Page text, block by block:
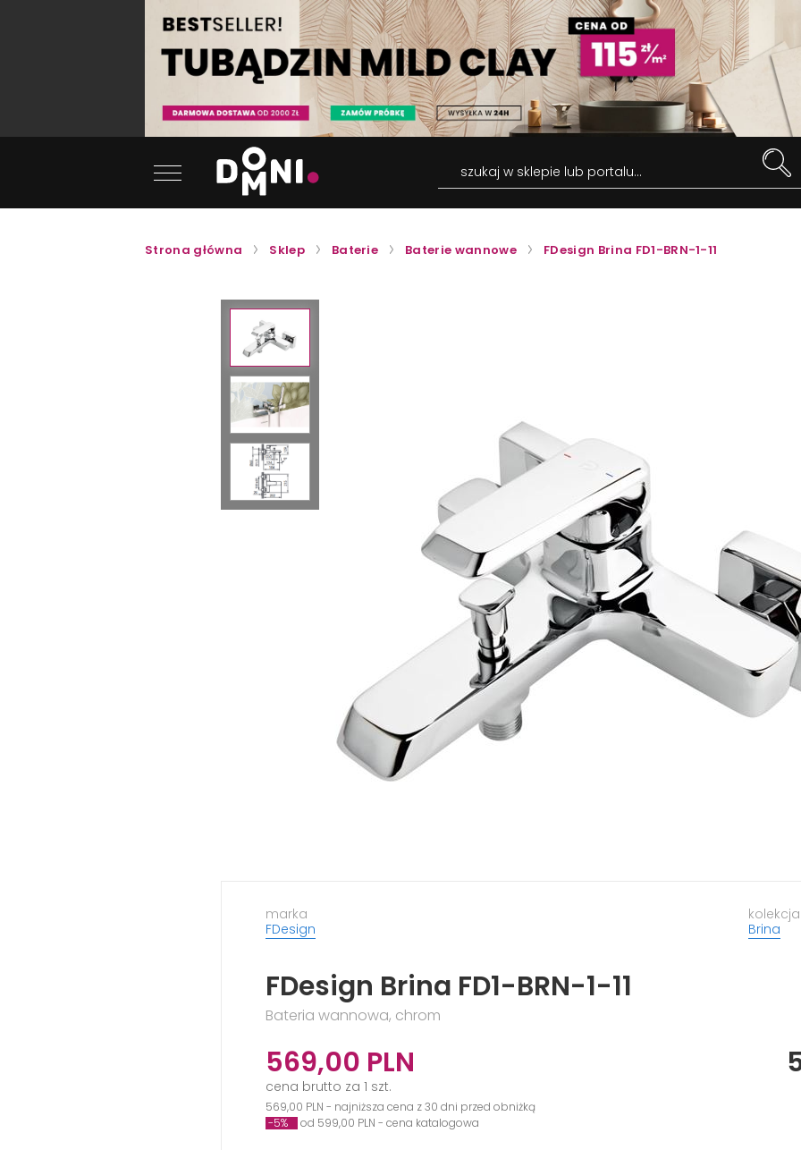
szukaj w sklepie lub portalu...
Strona główna Sklep Baterie Baterie wannowe FDesign Brina FD1-BRN-1-11
marka
FDesign
kolekcja
Brina
FDesign Brina FD1-BRN-1-11
Bateria wannowa, chrom
569,00 PLN
cena brutto za 1 szt.
569,00 PLN - najniższa cena z 30 dni przed obniżką
-5%
od 599,00 PLN - cena katalogowa